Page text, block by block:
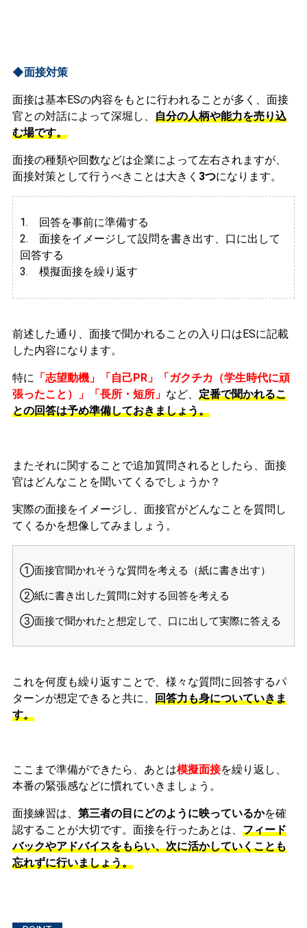
◆面接対策
面接は基本ESの内容をもとに行われることが多く、面接
官との対話によって深堀し、 自分の人柄や能力を売り込
む場です。
面接の種類や回数などは企業によって左右されますが、
面接対策として行うべきことは大きく 3つになります。
1. 回答を事前に準備する
2. 面接をイメージして設問を書き出す、口に出して
回答する
3. 模擬面接を繰り返す
前述した通り、面接で聞かれることの入り口はESに記載
した内容になります。
特に 「志望動機」「自己PR」「ガクチカ（学生時代に頑
張ったこと）」「長所・短所」 など、 定番で聞かれるこ
との回答は予め準備しておきましょう。
またそれに関することで追加質問されるとしたら、面接
官はどんなことを聞いてくるでしょうか？
実際の面接をイメージし、面接官がどんなことを質問し
てくるかを想像してみましょう。
①面接官聞かれそうな質問を考える（紙に書き出す）
②紙に書き出した質問に対する回答を考える
③面接で聞かれたと想定して、口に出して実際に答える
これを何度も繰り返すことで、様々な質問に回答するパ
ターンが想定できると共に、 回答力も身についていきま
す。
ここまで準備ができたら、あとは模擬面接を繰り返し、
本番の緊張感などに慣れていきましょう。
面接練習は、 第三者の目にどのように映っているかを確
認することが大切です。面接を行ったあとは、 フィード
バックやアドバイスをもらい、次に活かしていくことも
忘れずに行いましょう。